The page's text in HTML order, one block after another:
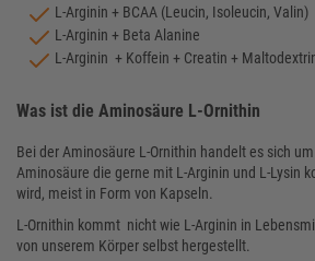
L-Arginin + BCAA (Leucin, Isoleucin, Valin)
L-Arginin + Beta Alanine
L-Arginin + Koffein + Creatin +
Was ist die Aminosäure L-Ornithin
Bei der Aminosäure L-Ornithin handelt es sich
Aminosäure die gerne mit L-Arginin und L-Lysin
wird, meist in Form von Kapseln.
L-Ornithin kommt nicht wie L-Arginin in
von unserem Körper selbst hergestellt.